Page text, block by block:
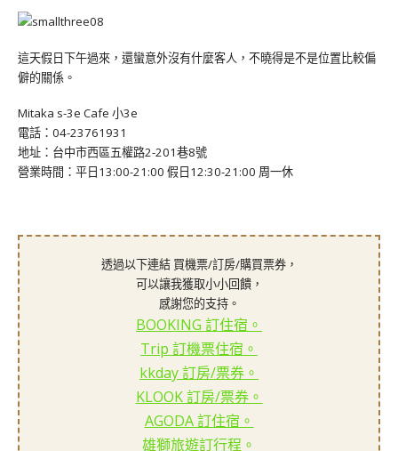
這天假日下午過來，還蠻意外沒有什麼客人，不曉得是不是位置比較偏
僻的關係。
Mitaka s-3e Cafe 小3e
電話：04-23761931
地址：台中市西區五權路2-201巷8號
營業時間：平日13:00-21:00 假日12:30-21:00 周一休
透過以下連結 買機票/訂房/購買票券，
可以讓我獲取小小回饋，
感謝您的支持。
BOOKING 訂住宿。
Trip 訂機票住宿。
kkday 訂房/票券。
KLOOK 訂房/票券。
AGODA 訂住宿。
雄獅旅遊訂行程。